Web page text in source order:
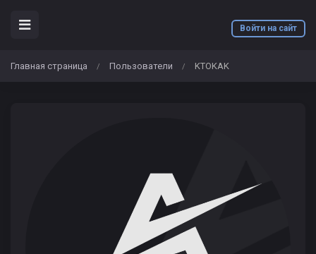
Войти на сайт
Главная страница / Пользователи / KTOKAK